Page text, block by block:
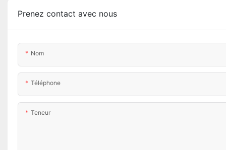
Prenez contact avec nous
Nom
Téléphone
Teneur